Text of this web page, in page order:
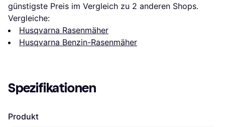
günstigste Preis im Vergleich zu 2 anderen Shops.
Vergleiche:
Husqvarna Rasenmäher
Husqvarna Benzin-Rasenmäher
Spezifikationen
Produkt